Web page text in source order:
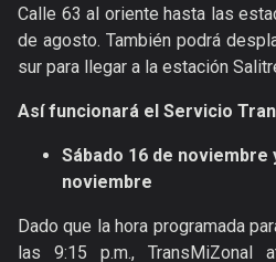
Calle 63 al oriente hasta las
de agosto. También podrá
sur para llegar a la estación
Así funcionará el Servicio
Sábado 16 de noviembre
noviembre
Dado que la hora programada
las 9:15 p.m., TransMiZonal